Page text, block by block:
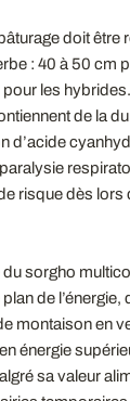
doit être
: 40 à 50 cm
les
de la
d’acide
risque dès lors
du sorgho
de l’énergie,
montaison en
énergie
sa valeur